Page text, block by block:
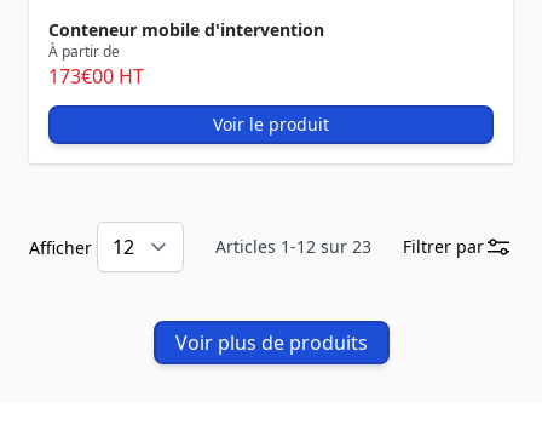
Conteneur mobile d'intervention
À partir de
173€00 HT
Voir le produit
Articles 1-12 sur 23
Afficher Filtrer par
Voir plus de produits